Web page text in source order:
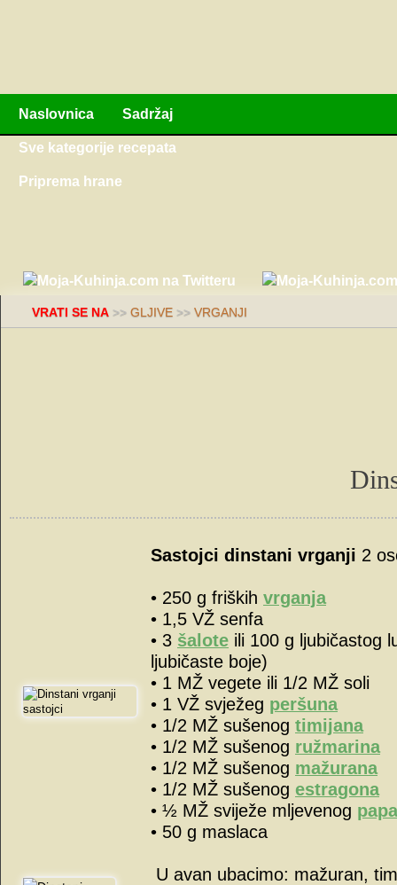
Naslovnica Sadržaj
Sve kategorije recepata
Priprema hrane
VRATI SE NA >> GLJIVE >> VRGANJI
Sastojci dinstani vrganji 2
• 250 g friških vrganja
• 1,5 VŽ senfa
• 3 šalote ili 100 g ljubičastog
ljubičaste boje)
• 1 MŽ vegete ili 1/2 MŽ soli
• 1 VŽ svježeg peršuna
• 1/2 MŽ sušenog timijana
• 1/2 MŽ sušenog ružmarina
• 1/2 MŽ sušenog mažurana
• 1/2 MŽ sušenog estragona
• ½ MŽ sviježe mljevenog
• 50 g maslaca
U avan ubacimo: mažuran,